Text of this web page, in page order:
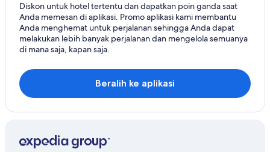
Diskon untuk hotel tertentu dan dapatkan poin ganda saat
Anda memesan di aplikasi. Promo aplikasi kami membantu
Anda menghemat untuk perjalanan sehingga Anda dapat
melakukan lebih banyak perjalanan dan mengelola semuanya
di mana saja, kapan saja.
Beralih ke aplikasi